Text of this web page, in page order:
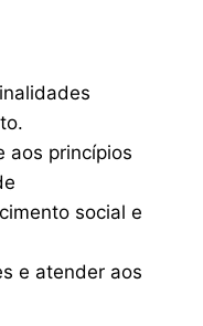
aos princípios
social e
e atender aos